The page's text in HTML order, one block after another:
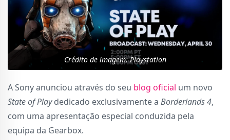
Crédito de imagem: Playstation
A Sony anunciou através do seu blog oficial um novo
State of Playdedicado exclusivamente a Borderlands 4,
com uma apresentação especial conduzida pela
equipa da Gearbox.